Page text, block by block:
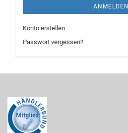
ANMELDEN
Konto erstellen
Passwort vergessen?